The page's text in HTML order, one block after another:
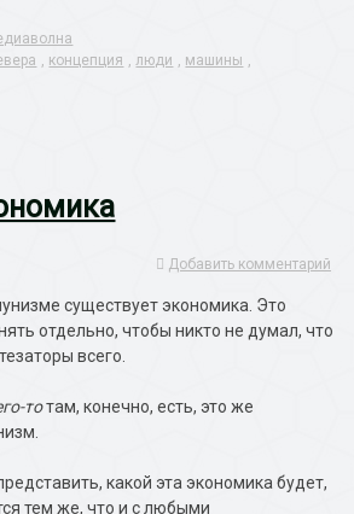
, концепция ,люди , машины ,
Добавить комментарий
существует экономика. Это
отдельно, чтобы никто не думал, что
всего.
тотам, конечно, есть, это же
какой эта экономика будет,
тем же, что и с любыми